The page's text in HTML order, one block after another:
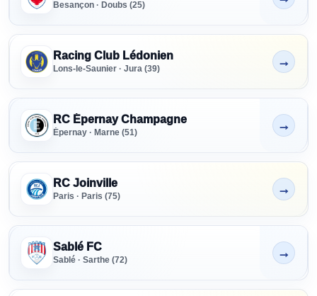
Besançon · Doubs (25)
Racing Club Lédonien
Lons-le-Saunier · Jura (39)
Non indiqué
→
RC Épernay Champagne
Épernay · Marne (51)
Non indiqué
→
RC Joinville
Paris · Paris (75)
Non indiqué
→
Sablé FC
Sablé · Sarthe (72)
Non indiqué
→